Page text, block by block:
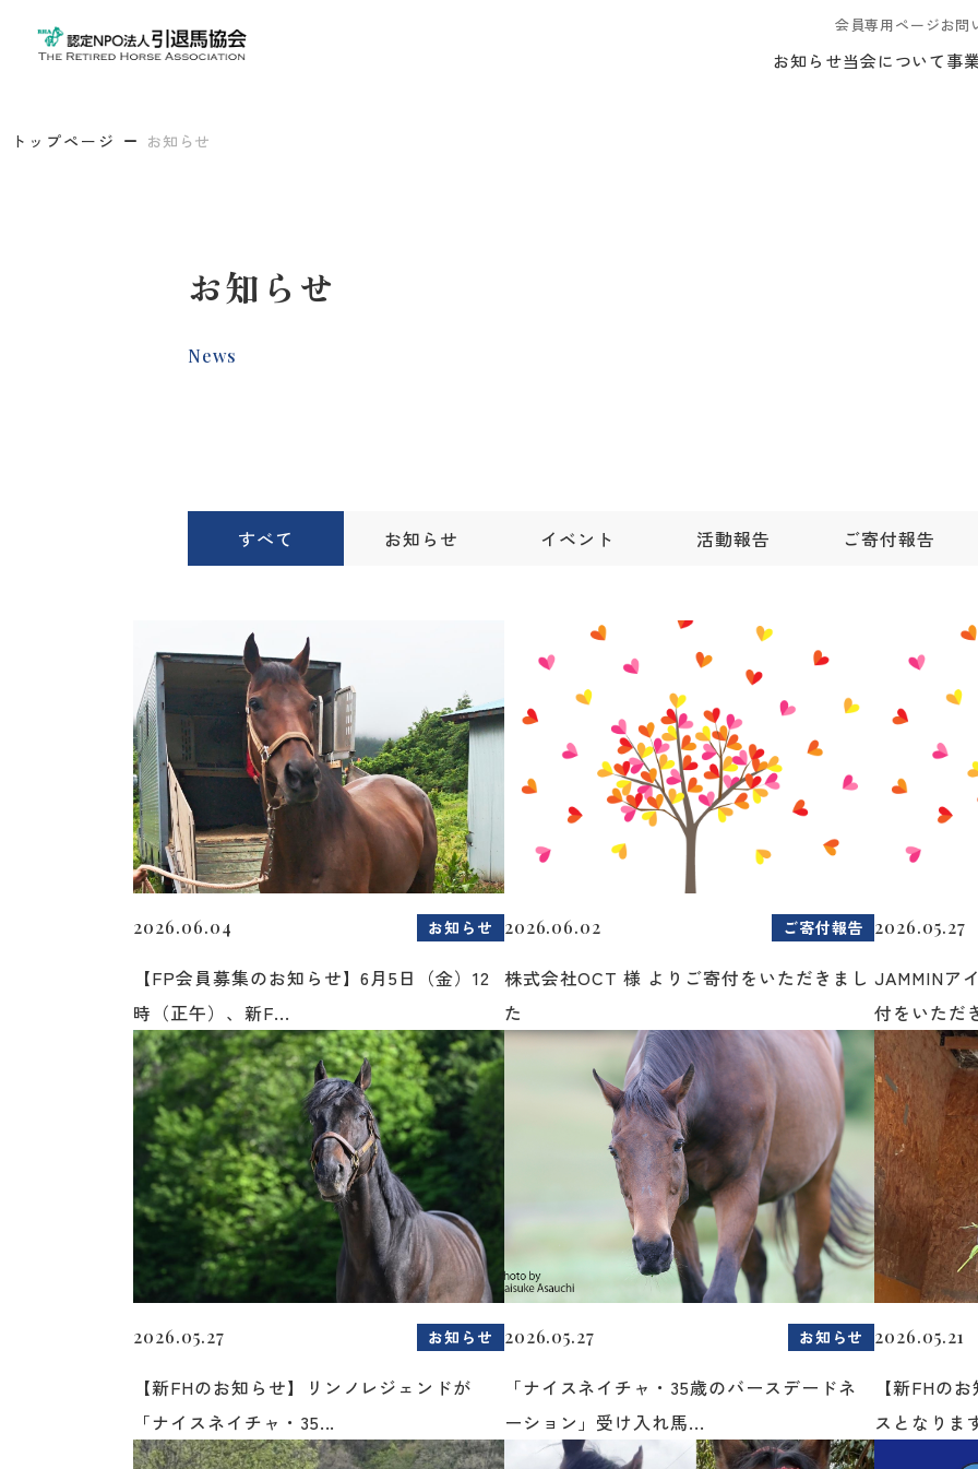
会員専用ページお問
お知らせ当会について事
トップページ お知らせ
お知らせ
News
すべて お知らせ イベント 活動報告 ご寄付報告
2026.06.04 お知らせ
【FP会員募集のお知らせ】6月5日（金）12
時（正午）、新F...
2026.06.02 ご寄付報告
株式会社OCT 様 よりご寄付をいただきまし
た
2026.05.27
JAMMINア
付をいただ
2026.05.27 お知らせ
【新FHのお知らせ】リンノレジェンドが
「ナイスネイチャ・35...
2026.05.27 お知らせ
「ナイスネイチャ・35歳のバースデードネ
ーション」受け入れ馬...
2026.05.21
【新FHの
スとなりま